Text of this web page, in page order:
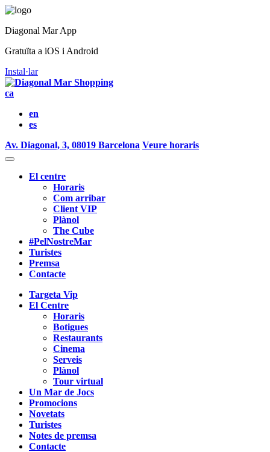
Diagonal Mar App
Gratuïta a iOS i Android
Instal·lar
ca
en
es
Av. Diagonal, 3, 08019 Barcelona Veure horaris
El centre
Horaris
Com arribar
Client VIP
Plànol
The Cube
#PelNostreMar
Turistes
Premsa
Contacte
Targeta Vip
El Centre
Horaris
Botigues
Restaurants
Cinema
Serveis
Plànol
Tour virtual
Un Mar de Jocs
Promocions
Novetats
Turistes
Notes de premsa
Contacte